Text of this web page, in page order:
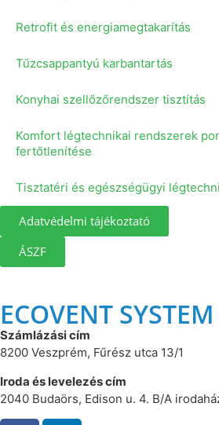
Retrofit és energiamegtakarítás
Tűzcsappantyú karbantartás
Konyhai szellőzőrendszer tisztítás
Komfort légtechnikai rendszerek
fertőtlenítése
Tisztatéri és egészségügyi
Adatvédelmi tájékoztató
ÁSZF
ECOVENT
Számlázási cím
8200 Veszprém, Fűrész utca 13/1
Iroda és levelezés cím
2040 Budaörs, Edison u. 4. B/A